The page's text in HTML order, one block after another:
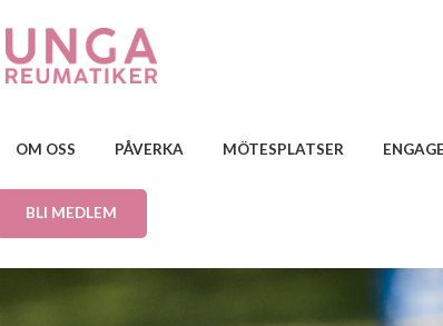
OM OSS PÅVERKA MÖTESPLATSER
BLI MEDLEM